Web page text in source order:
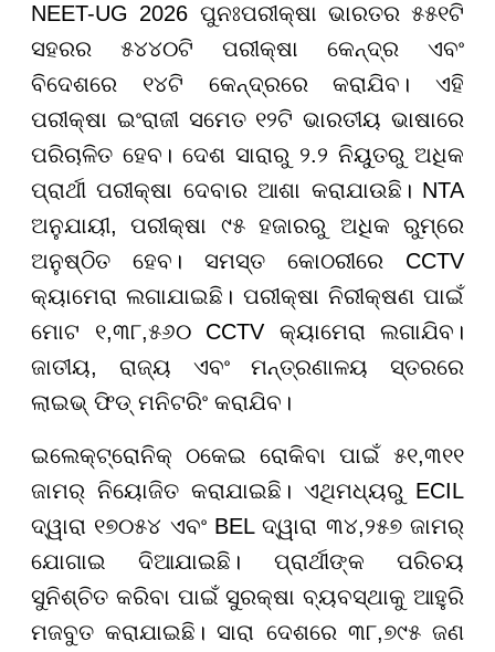
NEET-UG 2026 ପୁନଃପରୀକ୍ଷା ଭାରତର ୫୫୧ଟି
ସହରର ୫୪୪୦ଟି ପରୀକ୍ଷା କେନ୍ଦ୍ର ଏବଂ
ବିଦେଶରେ ୧୪ଟି କେନ୍ଦ୍ରରେ କରାଯିବ। ଏହି
ପରୀକ୍ଷା ଇଂରାଜୀ ସମେତ ୧୨ଟି ଭାରତୀୟ ଭାଷାରେ
ପରିଚାଳିତ ହେବ। ଦେଶ ସାରାରୁ ୨.୨ ନିୟୁତରୁ ଅଧିକ
ପ୍ରାର୍ଥୀ ପରୀକ୍ଷା ଦେବାର ଆଶା କରାଯାଉଛି। NTA
ଅନୁଯାୟୀ, ପରୀକ୍ଷା ୯୫ ହଜାରରୁ ଅଧିକ ରୁମ୍ରେ
ଅନୁଷ୍ଠିତ ହେବ। ସମସ୍ତ କୋଠରୀରେ CCTV
କ୍ୟାମେରା ଲଗାଯାଇଛି। ପରୀକ୍ଷା ନିରୀକ୍ଷଣ ପାଇଁ
ମୋଟ ୧,୩୮,୫୬୦ CCTV କ୍ୟାମେରା ଲଗାଯିବ।
ଜାତୀୟ, ରାଜ୍ୟ ଏବଂ ମନ୍ତ୍ରଣାଳୟ ସ୍ତରରେ
ଲାଇଭ୍ ଫିଡ୍ ମନିଟରିଂ କରାଯିବ।
ଇଲେକ୍ଟ୍ରୋନିକ୍ ଠକେଇ ରୋକିବା ପାଇଁ ୫୧,୩୧୧
ଜାମର୍ ନିୟୋଜିତ କରାଯାଇଛି। ଏଥିମଧ୍ୟରୁ ECIL
ଦ୍ୱାରା ୧୭୦୫୪ ଏବଂ BEL ଦ୍ୱାରା ୩୪,୨୫୭ ଜାମର୍
ଯୋଗାଇ ଦିଆଯାଇଛି। ପ୍ରାର୍ଥୀଙ୍କ ପରିଚୟ
ସୁନିଶ୍ଚିତ କରିବା ପାଇଁ ସୁରକ୍ଷା ବ୍ୟବସ୍ଥାକୁ ଆହୁରି
ମଜବୁତ କରାଯାଇଛି। ସାରା ଦେଶରେ ୩୮,୭୯୫ ଜଣ